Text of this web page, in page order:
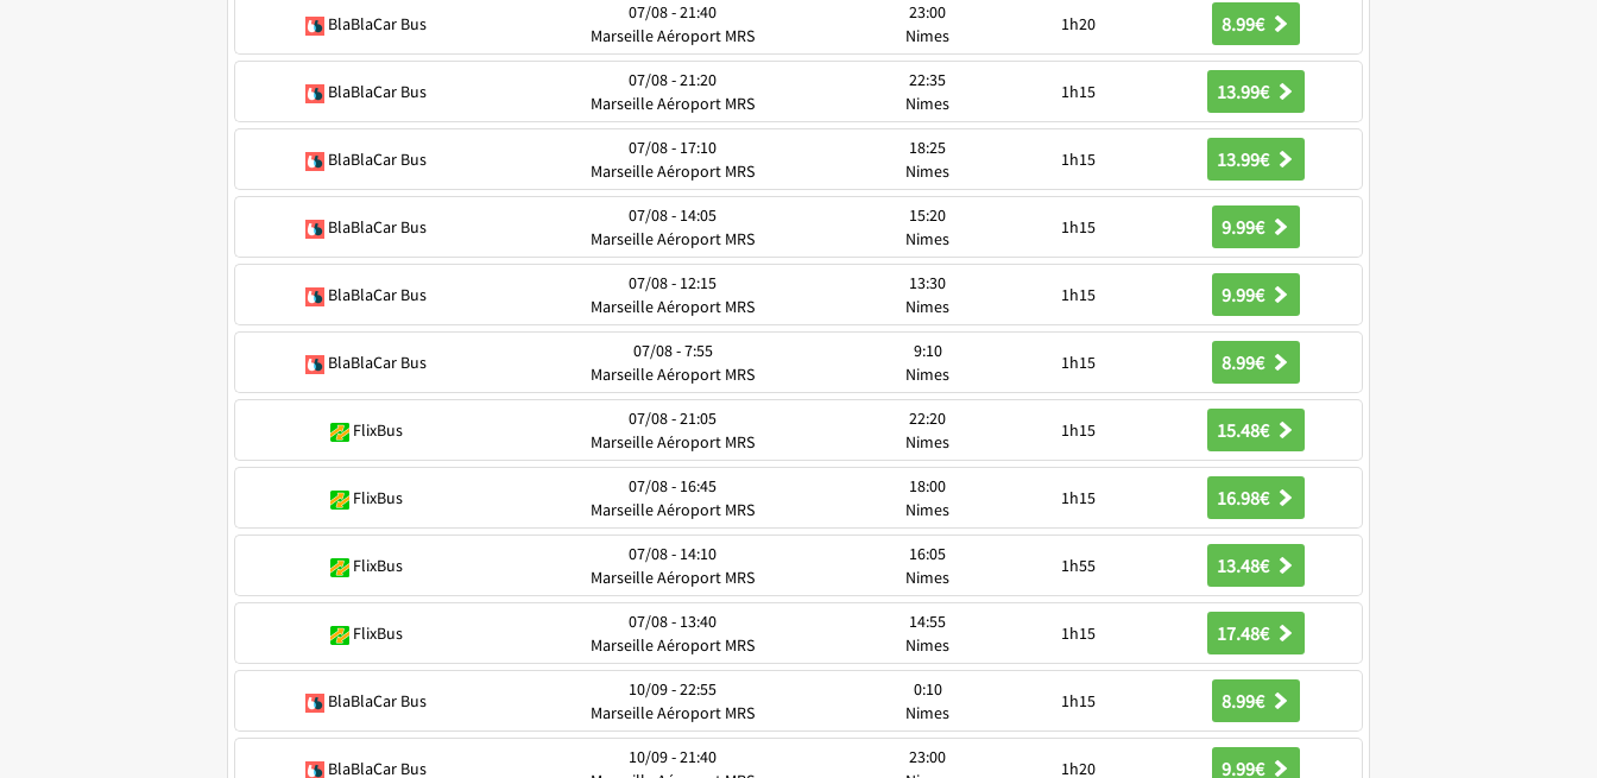
BlaBlaCar Bus
07/08 - 21:40
Marseille Aéroport MRS
23:00
Nimes
1h20 8.99€
BlaBlaCar Bus
07/08 - 21:20
Marseille Aéroport MRS
22:35
Nimes
1h15 13.99€
BlaBlaCar Bus
07/08 - 17:10
Marseille Aéroport MRS
18:25
Nimes
1h15 13.99€
BlaBlaCar Bus
07/08 - 14:05
Marseille Aéroport MRS
15:20
Nimes
1h15 9.99€
BlaBlaCar Bus
07/08 - 12:15
Marseille Aéroport MRS
13:30
Nimes
1h15 9.99€
BlaBlaCar Bus
07/08 - 7:55
Marseille Aéroport MRS
9:10
Nimes
1h15 8.99€
FlixBus
07/08 - 21:05
Marseille Aéroport MRS
22:20
Nimes
1h15 15.48€
FlixBus
07/08 - 16:45
Marseille Aéroport MRS
18:00
Nimes
1h15 16.98€
FlixBus
07/08 - 14:10
Marseille Aéroport MRS
16:05
Nimes
1h55 13.48€
FlixBus
07/08 - 13:40
Marseille Aéroport MRS
14:55
Nimes
1h15 17.48€
BlaBlaCar Bus
10/09 - 22:55
Marseille Aéroport MRS
0:10
Nimes
1h15 8.99€
BlaBlaCar Bus
10/09 - 21:40
23:00
1h20 9.99€